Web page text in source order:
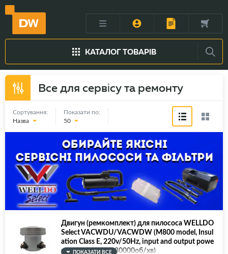
КАТАЛОГ ТОВАРІВ
Все для сервісу та ремонту
Сортування:
Назва
Показати по:
50
Двигун (ремкомплект) для пилососа WELLDO
Select VACWDU/VACWDW (M800 model, Insul
ation Class E, 220v/50Hz, input and output powe
r - 800W/200W, 30000об/хв)
ПОКАЗАТИ ВСЕ